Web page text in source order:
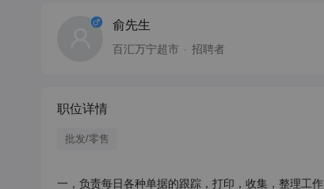
俞先生
百汇万宁超市 招聘者
职位详情
批发/零售
一，负责每日各种单据的跟踪，打印，收集，整理工作